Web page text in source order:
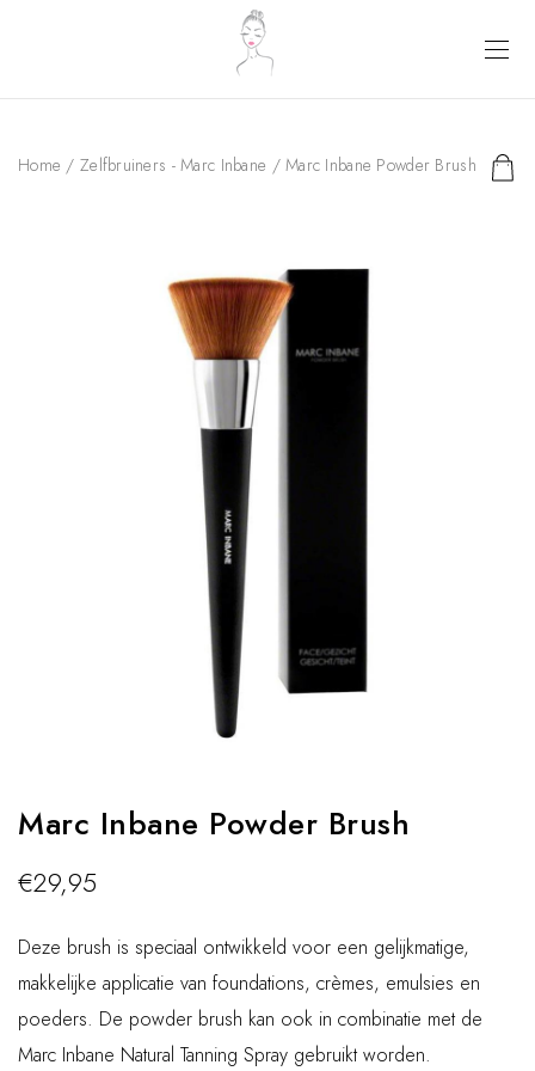
Home / Zelfbruiners - Marc Inbane / Marc Inbane Powder Brush
Marc Inbane Powder Brush
€29,95
Deze brush is speciaal ontwikkeld voor een gelijkmatige,
makkelijke applicatie van foundations, crèmes, emulsies en
poeders. De powder brush kan ook in combinatie met de
Marc Inbane Natural Tanning Spray gebruikt worden.